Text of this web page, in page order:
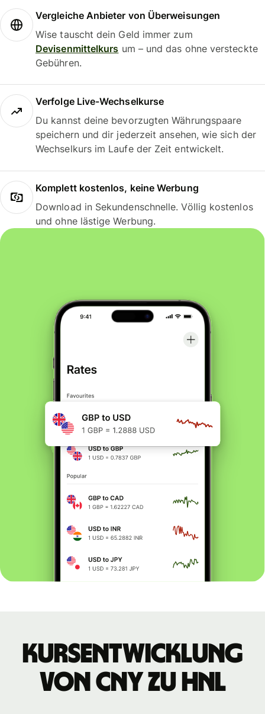
Vergleiche Anbieter von Überweisungen
Wise tauscht dein Geld immer zum
Devisenmittelkurs um – und das ohne versteckte
Gebühren.
Verfolge Live-Wechselkurse
Du kannst deine bevorzugten Währungspaare
speichern und dir jederzeit ansehen, wie sich der
Wechselkurs im Laufe der Zeit entwickelt.
Komplett kostenlos, keine Werbung
Download in Sekundenschnelle. Völlig kostenlos
und ohne lästige Werbung.
Kursentwicklung
von CNY zu HNL